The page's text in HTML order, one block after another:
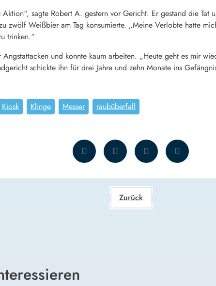
sagte Robert A. gestern vor Gericht. Er gestand die
zwölf Weißbier am Tag konsumierte. „Meine Verlobte hatte
trinken.“
Angstattacken und konnte kaum arbeiten. „Heute geht es mir
schickte ihn für drei Jahre und zehn Monate ins
Kiosk Klinge Messer raubüberfall
Zurück